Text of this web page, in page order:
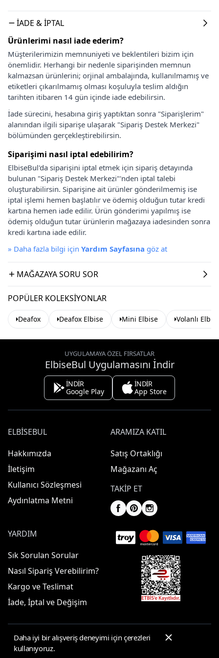
İADE & İPTAL
Ürünlerimi nasıl iade ederim?
Müşterilerimizin memnuniyeti ve beklentileri bizim için
önemlidir. Herhangi bir nedenle siparişinden memnun
kalmazsan ürünlerini; orjinal ambalajında, kullanılmamış ve
etiketleri çıkarılmamış olması koşuluyla teslim aldığın
tarihten itibaren 14 gün içinde iade edebilirsin.
İade sürecini, hesabına giriş yaptıktan sonra "Siparişlerim"
alanından ilgili siparişe ulaşarak "Sipariş Destek Merkezi"
bölümünden gerçekleştirebilirsin.
Siparişimi nasıl iptal edebilirim?
ElbiseBul'da siparişini iptal etmek için sipariş detayında
bulunan "Sipariş Destek Merkezi"'nden iptal talebi
oluşturabilirsin. Siparişine ait ürünler gönderilmemiş ise
iptal işlemi hemen başlatılır ve ödemiş olduğun tutar kredi
kartına hemen iade edilir. Ürün gönderimi yapılmış ise
ödemiş olduğun tutar ürünlerin mağazaya iadesinden sonra
kredi kartına iade edilir.
» Daha fazla bilgi için Yardım Sayfasına göz at
MAĞAZAYA SORU SOR
POPÜLER KOLEKSIYONLAR
Deafox Deafox Elbise Mini Elbise Volanlı
UYGULAMAYA ÖZEL FIRSATLAR
ElbiseBul Uygulamasını İndir
İNDİR
Google Play
İNDİR
App Store
ELBISEBUL
Hakkımızda
İletişim
Kullanıcı Sözleşmesi
Aydınlatma Metni
ARAMIZA KATIL
Satış Ortaklığı
Mağazanı Aç
TAKIP ET
YARDIM
Sık Sorulan Sorular
Nasıl Sipariş Verebilirim?
Kargo ve Teslimat
İade, İptal ve Değişim
© 2025 ElbiseBul -
Daha iyi bir alışveriş deneyimi için çerezleri
kullanıyoruz.